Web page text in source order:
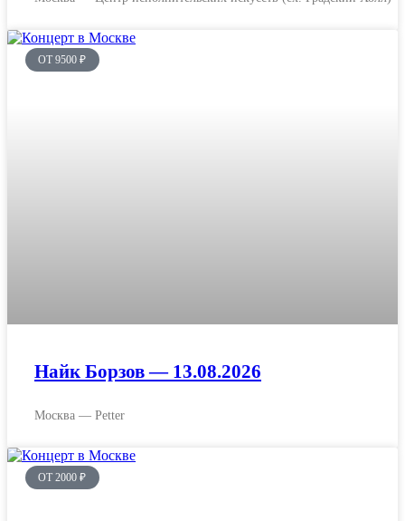
ОТ 9500 ₽
Найк Борзов — 13.08.2026
Москва — Petter
ОТ 2000 ₽